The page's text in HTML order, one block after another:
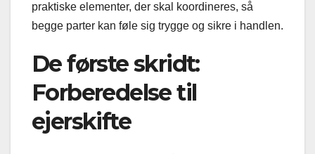
praktiske elementer, der skal koordineres, så
begge parter kan føle sig trygge og sikre i handlen.
De første skridt:
Forberedelse til
ejerskifte